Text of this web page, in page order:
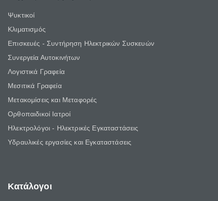
Ψυκτικοί
Κλιματισμός
Επισκευές - Συντήρηση Ηλεκτρικών Συσκευών
Συνεργεία Αυτοκινήτων
Λογιστικά Γραφεία
Μεσιτικά Γραφεία
Μετακομίσεις και Μεταφορές
Ορθοπαιδικοί Ιατροί
Ηλεκτρολόγοι - Ηλεκτρικές Εγκαταστάσεις
Υδραυλικές εργασίες και Εγκαταστάσεις
Κατάλογοι